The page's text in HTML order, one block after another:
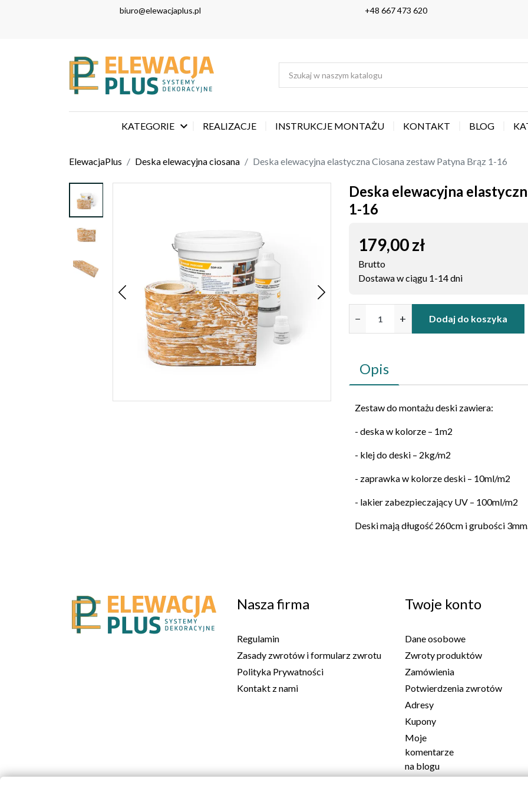
biuro@elewacjaplus.pl +48 667 473 620
KATEGORIE  REALIZACJE INSTRUKCJE MONTAŻU KONTAKT BLOG
ElewacjaPlus Deska elewacyjna ciosana Deska elewacyjna elastyczna Ciosana zestaw Patyna Brąz 1-16
Deska elewacyjna
1-16
179,00 zł
Brutto
Dostawa w ciągu 1-14 dni
− + Dodaj do koszyka
Opis
Zestaw do montażu deski zawiera:
- deska w kolorze – 1m2
- klej do deski – 2kg/m2
- zaprawka w kolorze deski – 10ml/m2
- lakier zabezpieczający UV – 100ml/m2
Deski mają długość 260cm i grubości
Nasza firma
Regulamin
Zasady zwrotów i formularz zwrotu
Polityka Prywatności
Kontakt z nami
Twoje konto
Dane osobowe
Zwroty produktów
Zamówienia
Potwierdzenia zwrotów
Adresy
Kupony
Moje
komentarze
na blogu